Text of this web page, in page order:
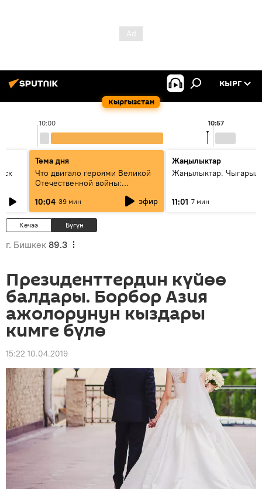
Кыргызстан
КЫРГ
10:00 10:57
Тема дня
Что двигало героями Великой
Отечественной войны:
Тулебердиева
10:04 39 мин эфир
Жаңылыктар
Жаңылыктар.
11:01 7 мин
Кечээ Бүгүн
г. Бишкек 89.3
Президенттердин күйөө
балдары. Борбор Азия
ажолорунун кыздары
кимге бүлө
15:22 10.04.2019